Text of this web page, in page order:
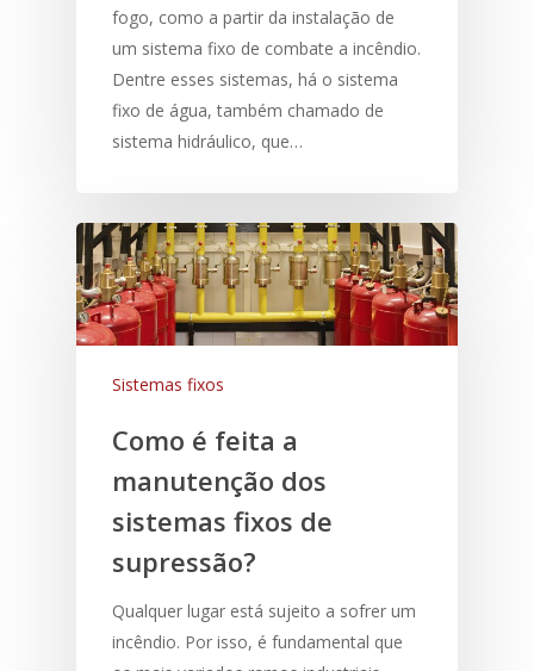
fogo, como a partir da instalação de
um sistema fixo de combate a incêndio.
Dentre esses sistemas, há o sistema
fixo de água, também chamado de
sistema hidráulico, que…
Sistemas fixos
Como é feita a
manutenção dos
sistemas fixos de
supressão?
Qualquer lugar está sujeito a sofrer um
incêndio. Por isso, é fundamental que